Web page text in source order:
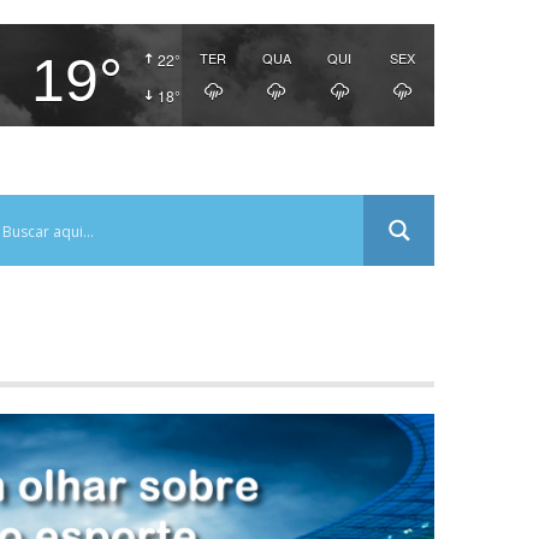
22°
18°
19° TER QUA QUI SEX